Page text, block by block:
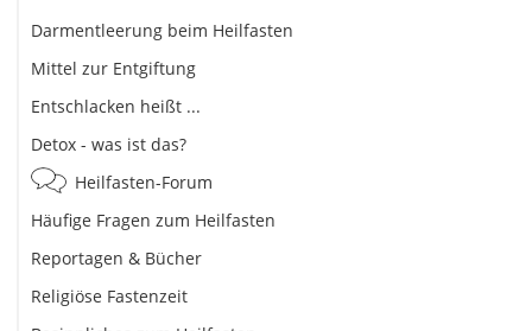
Darmentleerung beim Heilfasten
Mittel zur Entgiftung
Entschlacken heißt ...
Detox - was ist das?
Heilfasten-Forum
Häufige Fragen zum Heilfasten
Reportagen & Bücher
Religiöse Fastenzeit